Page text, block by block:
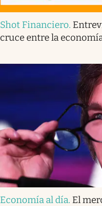
Shot Financiero.
cruce entre la
Economía al día. El